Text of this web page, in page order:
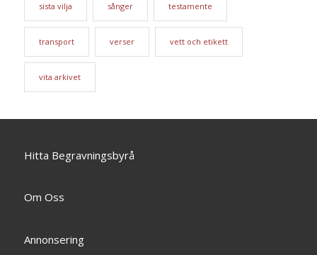
sista vilja sånger testamente
transport verser vett och etikett
vita arkivet
Hitta Begravningsbyrå
Om Oss
Annonsering